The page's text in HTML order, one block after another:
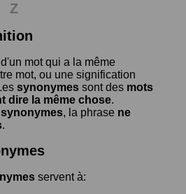
Z
mot qui a la même
mot, ou une signification
synonymes sont des mots
dire la même chose.
synonymes, la phrase ne
.
servent à: